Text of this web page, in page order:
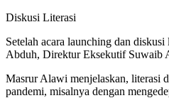
Diskusi Literasi
Setelah acara launching dan
Abduh, Direktur Eksekutif Suwaib
Masrur Alawi menjelaskan, literasi
pandemi, misalnya dengan